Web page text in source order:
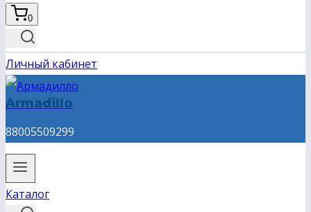
0
Личный кабинет
Armadillo
88005509299
Каталог